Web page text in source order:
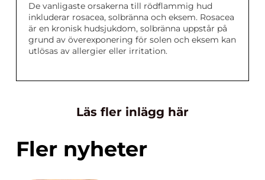
De vanligaste orsakerna till rödflammig hud
inkluderar rosacea, solbränna och eksem. Rosacea
är en kronisk hudsjukdom, solbränna uppstår på
grund av överexponering för solen och eksem kan
utlösas av allergier eller irritation.
Läs fler inlägg här
Fler nyheter